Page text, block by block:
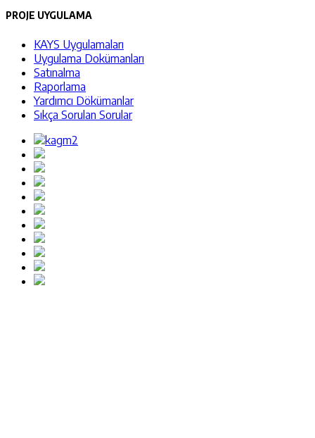
PROJE UYGULAMA
KAYS Uygulamaları
Uygulama Dokümanları
Satınalma
Raporlama
Yardımcı Dökümanlar
Sıkça Sorulan Sorular